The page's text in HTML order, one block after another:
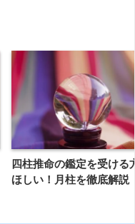
四柱推命の鑑定を受ける
ほしい！月柱を徹底解説